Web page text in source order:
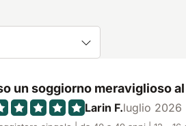
un soggiorno meraviglioso
Larin F.luglio 2026